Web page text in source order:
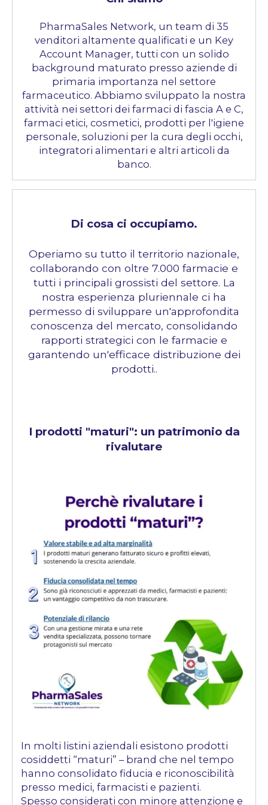
PharmaSales Network, un team di 35
venditori altamente qualificati e un Key
Account Manager, tutti con un solido
background maturato presso aziende di
primaria importanza nel settore
farmaceutico. Abbiamo sviluppato la nostra
attività nei settori dei farmaci di fascia A e C,
farmaci etici, cosmetici, prodotti per l'igiene
personale, soluzioni per la cura degli occhi,
integratori alimentari e altri articoli da
banco.
Di cosa ci occupiamo.
Operiamo su tutto il territorio nazionale,
collaborando con oltre 7.000 farmacie e
tutti i principali grossisti del settore. La
nostra esperienza pluriennale ci ha
permesso di sviluppare un'approfondita
conoscenza del mercato, consolidando
rapporti strategici con le farmacie e
garantendo un'efficace distribuzione dei
prodotti..
I prodotti "maturi": un patrimonio da
rivalutare
In molti listini aziendali esistono prodotti
cosiddetti “maturi” – brand che nel tempo
hanno consolidato fiducia e riconoscibilità
presso medici, farmacisti e pazienti.
Spesso considerati con minore attenzione e